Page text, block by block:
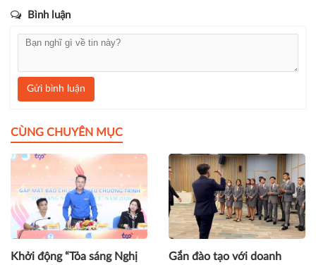
Gửi bình luận
CÙNG CHUYÊN MỤC